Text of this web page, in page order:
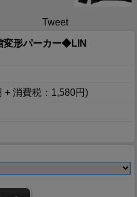
Tweet
変形パーカー◆LIN
+ 消費税：1,580円)